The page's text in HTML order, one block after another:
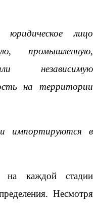
юридическое лицо
промышленную,
независимую
на территории
импортируются в
каждой стадии
Несмотря